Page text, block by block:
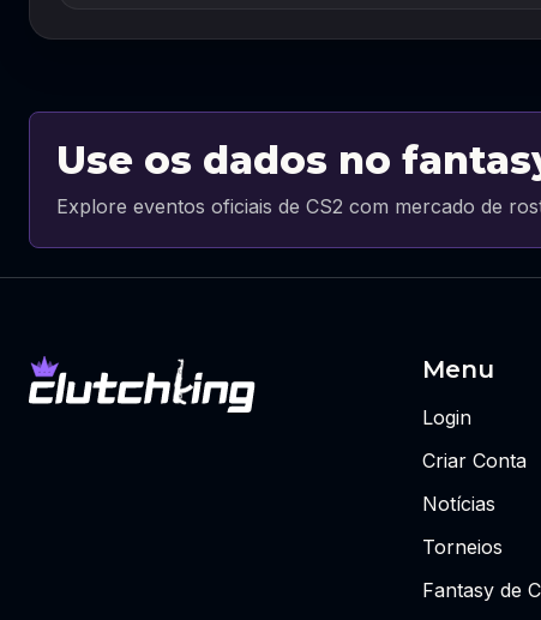
Use os dados no
Explore eventos oficiais de CS2 com mercado de
Menu
Login
Criar Conta
Notícias
Torneios
Fantasy de